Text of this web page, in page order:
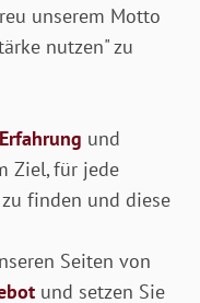
unserem Motto
nutzen" zu
und
Ziel, für jede
finden und diese
Seiten von
und setzen Sie